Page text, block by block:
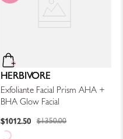
HERBIVORE
Exfoliante Facial Prism AHA +
BHA Glow Facial
$1012.50 $1350.00